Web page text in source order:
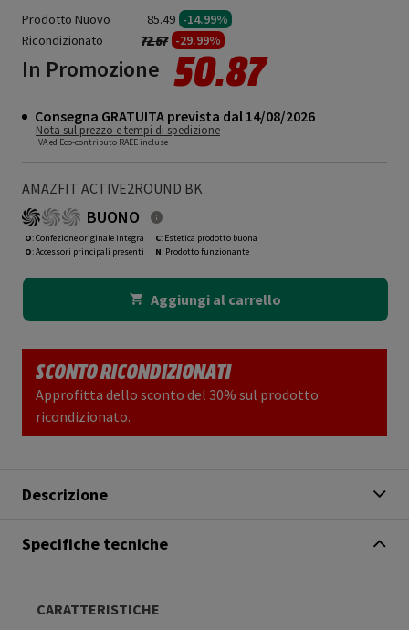
Prodotto Nuovo 85.49 -14.99%
Ricondizionato
Prezzo ridotto da
72.67a -29.99%
In Promozione 50.87
Consegna GRATUITA prevista dal 14/08/2026
Nota sul prezzo e tempi di spedizione
IVA ed Eco-contributo RAEE incluse
AMAZFIT ACTIVE2ROUND BK
BUONO
O: Confezione originale integra
O: Accessori principali presenti
C: Estetica prodotto buona
N: Prodotto funzionante
Aggiungi al carrello
SCONTO RICONDIZIONATI
Approfitta dello sconto del 30% sul prodotto
ricondizionato.
Descrizione
Specifiche tecniche
CARATTERISTICHE